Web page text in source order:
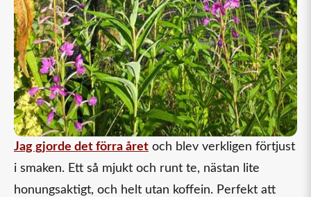
Jag gjorde det förra året och blev verkligen förtjust
i smaken. Ett så mjukt och runt te, nästan lite
honungsaktigt, och helt utan koffein. Perfekt att